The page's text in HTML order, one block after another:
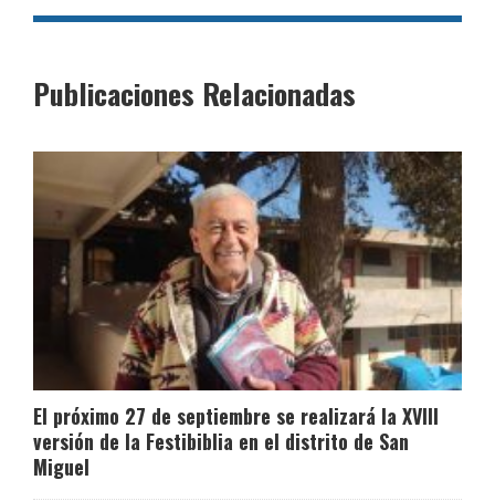
Publicaciones Relacionadas
El próximo 27 de septiembre se realizará la XVIII
versión de la Festibiblia en el distrito de San
Miguel